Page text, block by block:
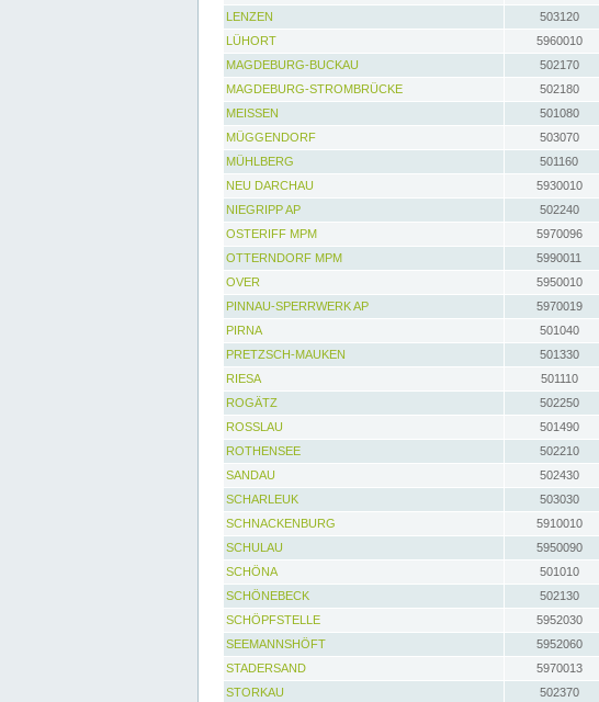
LENZEN
503120
LÜHORT
5960010
MAGDEBURG-BUCKAU
502170
MAGDEBURG-STROMBRÜCKE
502180
MEISSEN
501080
MÜGGENDORF
503070
MÜHLBERG
501160
NEU DARCHAU
5930010
NIEGRIPP AP
502240
OSTERIFF MPM
5970096
OTTERNDORF MPM
5990011
OVER
5950010
PINNAU-SPERRWERK AP
5970019
PIRNA
501040
PRETZSCH-MAUKEN
501330
RIESA
501110
ROGÄTZ
502250
ROSSLAU
501490
ROTHENSEE
502210
SANDAU
502430
SCHARLEUK
503030
SCHNACKENBURG
5910010
SCHULAU
5950090
SCHÖNA
501010
SCHÖNEBECK
502130
SCHÖPFSTELLE
5952030
SEEMANNSHÖFT
5952060
STADERSAND
5970013
STORKAU
502370